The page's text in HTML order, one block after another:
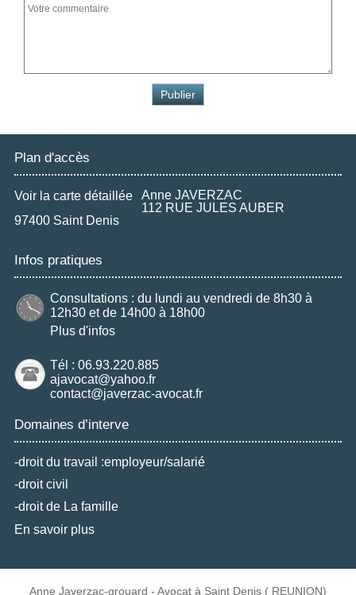
Plan d'accès
Voir la carte détaillée
Anne JAVERZAC
112 RUE JULES AUBER
97400 Saint Denis
Infos pratiques
Consultations : du lundi au vendredi de 8h30 à
12h30 et de 14h00 à 18h00
Plus d'infos
Tél : 06.93.220.885
ajavocat@yahoo.fr
contact@javerzac-avocat.fr
Domaines d’interve
-droit du travail :employeur/salarié
-droit civil
-droit de La famille
En savoir plus
Anne Javerzac-grouard - Avocat à Saint Denis ( REUNION)